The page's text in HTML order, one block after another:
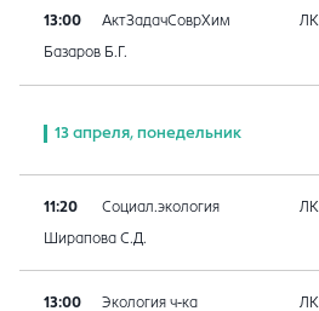
13:00 АктЗадачСоврХим ЛК
Базаров Б.Г.
13 апреля, понедельник
11:20 Социал.экология ЛК
Ширапова С.Д.
13:00 Экология ч-ка ЛК